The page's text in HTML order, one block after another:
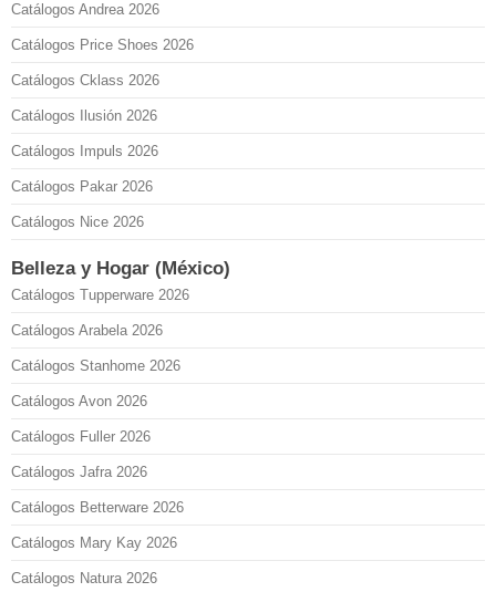
Catálogos Andrea 2026
Catálogos Price Shoes 2026
Catálogos Cklass 2026
Catálogos Ilusión 2026
Catálogos Impuls 2026
Catálogos Pakar 2026
Catálogos Nice 2026
Belleza y Hogar (México)
Catálogos Tupperware 2026
Catálogos Arabela 2026
Catálogos Stanhome 2026
Catálogos Avon 2026
Catálogos Fuller 2026
Catálogos Jafra 2026
Catálogos Betterware 2026
Catálogos Mary Kay 2026
Catálogos Natura 2026